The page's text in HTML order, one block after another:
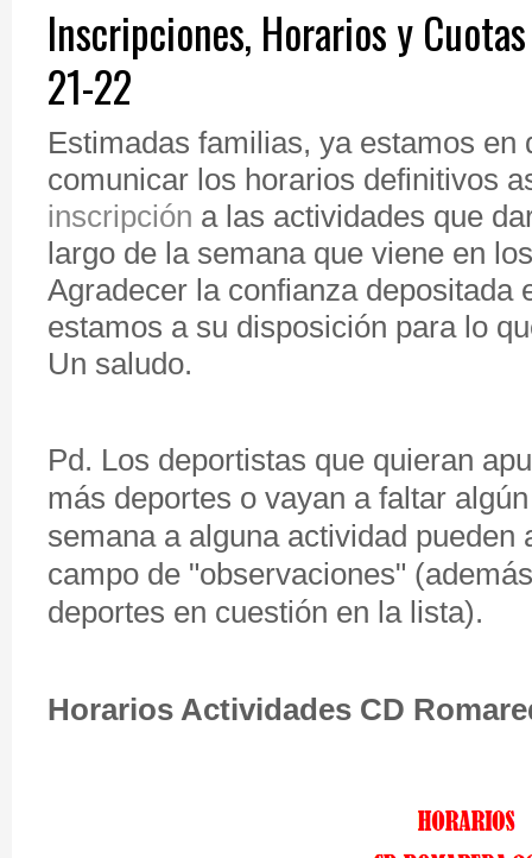
Inscripciones, Horarios y
21-22
Estimadas familias, ya estamos en
comunicar los horarios definitivos
inscripción a las actividades que
largo de la semana que viene en
Agradecer la confianza depositada
estamos a su disposición para lo
Un saludo.
Pd. Los deportistas que quieran
más deportes o vayan a faltar
semana a alguna actividad pueden
campo de "observaciones"
deportes en cuestión en la lista).
Horarios Actividades CD